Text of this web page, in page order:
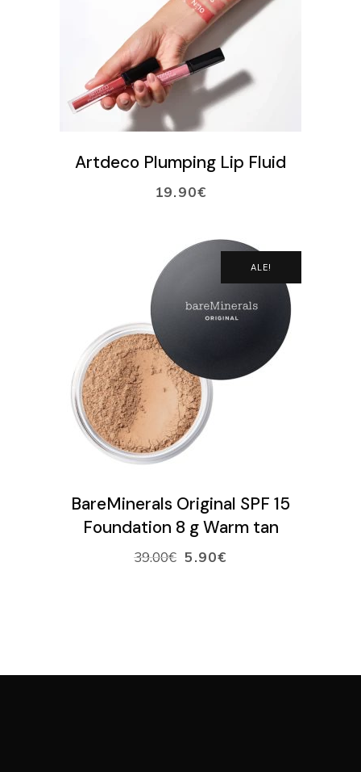
VERKKOKAUPPA
Ostoskori
VALITSE SÄVY
Artdeco Plumping Lip Fluid
19.90€
ALE!
LISÄÄ OSTOSKORIIN
BareMinerals Original SPF 15
Foundation 8 g Warm tan
39.00€ 5.90€